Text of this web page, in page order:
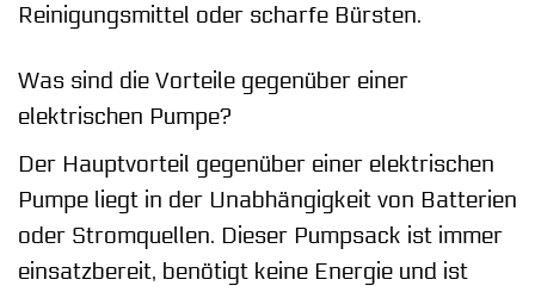
Reinigungsmittel oder scharfe Bürsten.
Was sind die Vorteile gegenüber einer
elektrischen Pumpe?
Der Hauptvorteil gegenüber einer elektrischen
Pumpe liegt in der Unabhängigkeit von Batterien
oder Stromquellen. Dieser Pumpsack ist immer
einsatzbereit, benötigt keine Energie und ist